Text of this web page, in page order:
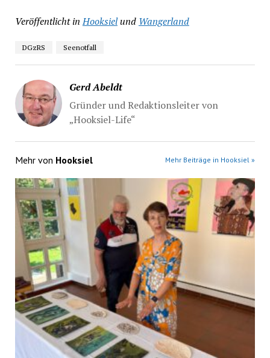
Veröffentlicht in Hooksielund Wangerland
DGzRS Seenotfall
Gerd Abeldt
Gründer und Redaktionsleiter von
„Hooksiel-Life“
Mehr von Hooksiel Mehr Beiträge in Hooksiel »